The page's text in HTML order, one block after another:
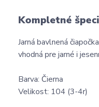
Kompletné
Jarná bavlnená
vhodná pre jarné i
Barva: Čierna
Velikost: 104 (3-4r)